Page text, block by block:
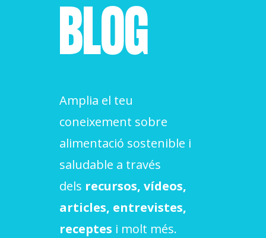
BLOG
Amplia el teu
coneixement sobre
alimentació sostenible i
saludable a través
dels recursos, vídeos,
articles, entrevistes,
receptes i molt més.
ESPLAIS
CONEIX FUNDESPLAI